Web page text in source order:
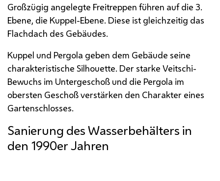
Großzügig angelegte Freitreppen führen auf die 3.
Ebene, die Kuppel-Ebene. Diese ist gleichzeitig das
Flachdach des Gebäudes.
Kuppel und Pergola geben dem Gebäude seine
charakteristische Silhouette. Der starke Veitschi-
Bewuchs im Untergeschoß und die Pergola im
obersten Geschoß verstärken den Charakter eines
Gartenschlosses.
Sanierung des Wasserbehälters in
den 1990er Jahren